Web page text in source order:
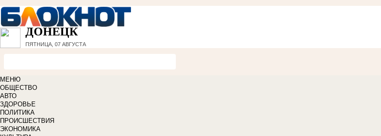
ДОНЕЦК
ПЯТНИЦА, 07 АВГУСТА
МЕНЮ
ОБЩЕСТВО
АВТО
ЗДОРОВЬЕ
ПОЛИТИКА
ПРОИСШЕСТВИЯ
ЭКОНОМИКА